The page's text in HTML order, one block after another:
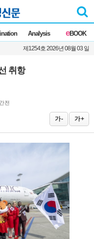
Analysis eBOOK
제1254호 2026년 08월 03 일
취항
전
가 - 가 +